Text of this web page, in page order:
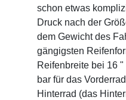
schon etwas
Druck nach der
dem Gewicht des
gängigsten
Reifenbreite bei 16
bar für das
Hinterrad (das